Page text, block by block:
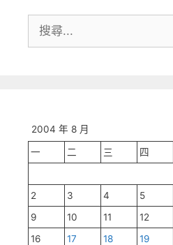
尋:
2004 年 8 月
一 二 三 四
2
3 4 5
9
10 11 12
16
17 18 19